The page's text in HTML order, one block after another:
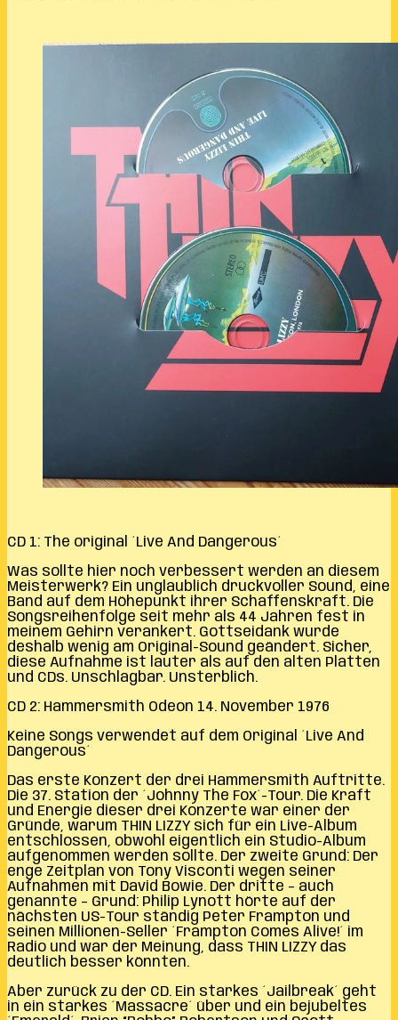
CD 1: The original ´Live And Dangerous´
Was sollte hier noch verbessert werden an diesem
Meisterwerk? Ein unglaublich druckvoller Sound, eine
Band auf dem Höhepunkt ihrer Schaffenskraft. Die
Songsreihenfolge seit mehr als 44 Jahren fest in
meinem Gehirn verankert. Gottseidank wurde
deshalb wenig am Original-Sound geändert. Sicher,
diese Aufnahme ist lauter als auf den alten Platten
und CDs. Unschlagbar. Unsterblich.
CD 2: Hammersmith Odeon 14. November 1976
Keine Songs verwendet auf dem Original ´Live And
Dangerous´
Das erste Konzert der drei Hammersmith Auftritte.
Die 37. Station der ´Johnny The Fox´-Tour. Die Kraft
und Energie dieser drei Konzerte war einer der
Gründe, warum THIN LIZZY sich für ein Live-Album
entschlossen, obwohl eigentlich ein Studio-Album
aufgenommen werden sollte. Der zweite Grund: Der
enge Zeitplan von Tony Visconti wegen seiner
Aufnahmen mit David Bowie. Der dritte – auch
genannte – Grund: Philip Lynott hörte auf der
nächsten US-Tour ständig Peter Frampton und
seinen Millionen-Seller ´Frampton Comes Alive!´ im
Radio und war der Meinung, dass THIN LIZZY das
deutlich besser könnten.
Aber zurück zu der CD. Ein starkes ´Jailbreak´ geht
in ein starkes ´Massacre´ über und ein bejubeltes